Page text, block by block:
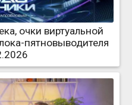
очки виртуальной
пятновыводителя